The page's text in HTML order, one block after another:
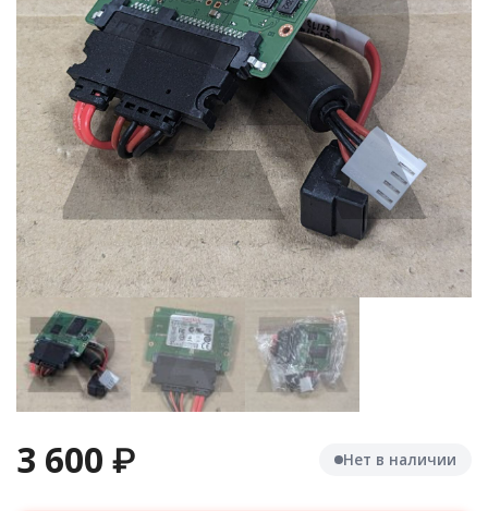
3 600 ₽ Нет в наличии